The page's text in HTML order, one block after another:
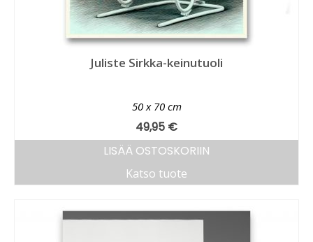
Juliste Sirkka-keinutuoli
50 x 70 cm
49,95 €
LISÄÄ OSTOSKORIIN
Katso tuote